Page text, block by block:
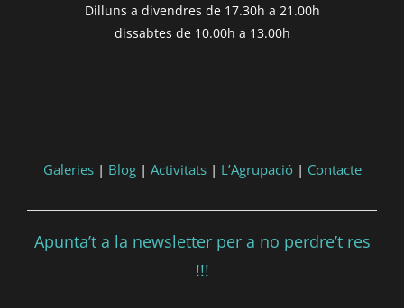
Dilluns a divendres de 17.30h a 21.00h
dissabtes de 10.00h a 13.00h
Galeries| Blog| Activitats| L’Agrupació| Contacte
Apunta’ta la newsletter per a no perdre’t res
!!!